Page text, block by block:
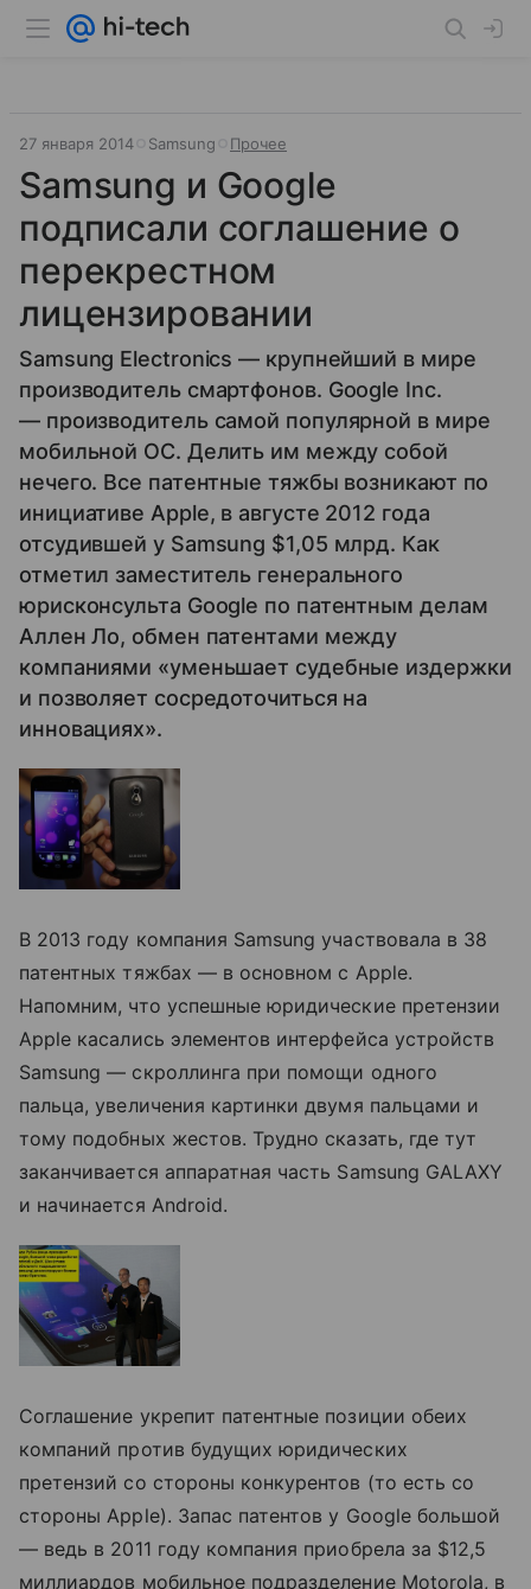
27 января 2014 Samsung Прочее
Samsung и Google
подписали соглашение о
перекрестном
лицензировании
Samsung Electronics — крупнейший в мире
производитель смартфонов. Google Inc.
— производитель самой популярной в мире
мобильной ОС. Делить им между собой
нечего. Все патентные тяжбы возникают по
инициативе Apple, в августе 2012 года
отсудившей у Samsung $1,05 млрд. Как
отметил заместитель генерального
юрисконсульта Google по патентным делам
Аллен Ло, обмен патентами между
компаниями «уменьшает судебные издержки
и позволяет сосредоточиться на
инновациях».
В 2013 году компания Samsung участвовала в 38
патентных тяжбах — в основном с Apple.
Напомним, что успешные юридические претензии
Apple касались элементов интерфейса устройств
Samsung — скроллинга при помощи одного
пальца, увеличения картинки двумя пальцами и
тому подобных жестов. Трудно сказать, где тут
заканчивается аппаратная часть Samsung GALAXY
и начинается Android.
Соглашение укрепит патентные позиции обеих
компаний против будущих юридических
претензий со стороны конкурентов (то есть со
стороны Apple). Запас патентов у Google большой
— ведь в 2011 году компания приобрела за $12,5
миллиардов мобильное подразделение Motorola, в